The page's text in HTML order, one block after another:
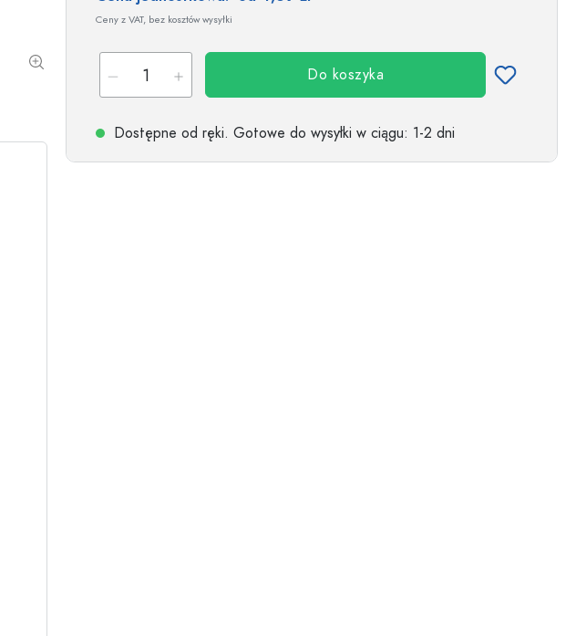
Ceny z VAT, bez kosztów wysyłki
Do koszyka
Dostępne od ręki. Gotowe do wysyłki w ciągu: 1-2 dni